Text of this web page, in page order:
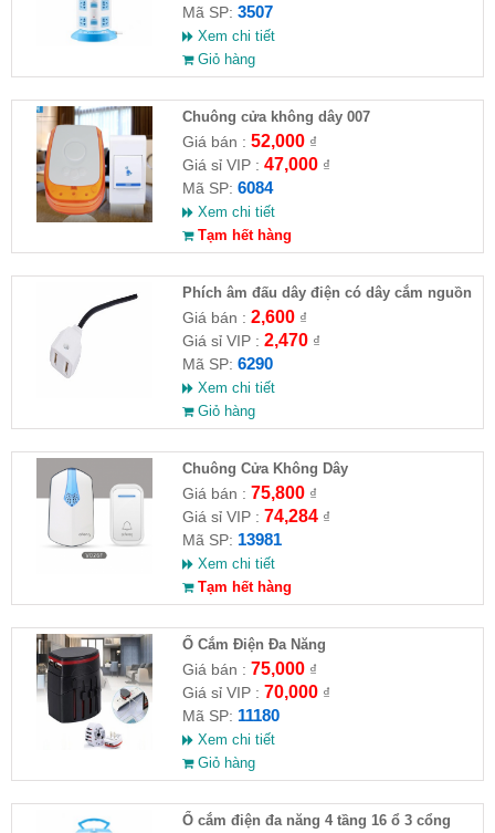
Mã SP: 3507
Xem chi tiết
Giỏ hàng
Chuông cửa không dây 007
Giá bán : 52,000₫
Giá sỉ VIP : 47,000₫
Mã SP: 6084
Xem chi tiết
Tạm hết hàng
Phích âm đấu dây điện có dây cắm nguồn
camera
Giá bán : 2,600₫
Giá sỉ VIP : 2,470₫
Mã SP: 6290
Xem chi tiết
Giỏ hàng
Chuông Cửa Không Dây
Giá bán : 75,800₫
Giá sỉ VIP : 74,284₫
Mã SP: 13981
Xem chi tiết
Tạm hết hàng
Ổ Cắm Điện Đa Năng
Giá bán : 75,000₫
Giá sỉ VIP : 70,000₫
Mã SP: 11180
Xem chi tiết
Giỏ hàng
Ổ cắm điện đa năng 4 tầng 16 ổ 3 cổng